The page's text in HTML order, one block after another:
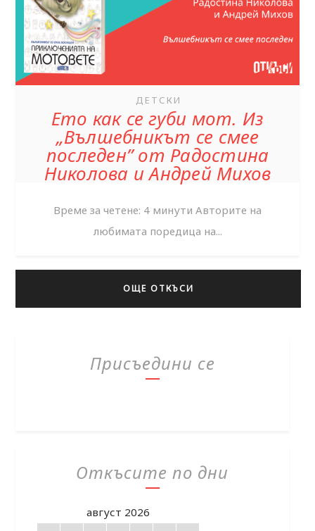
ДЕТСКИ
Ето как се губи мот. Из
„Вълшебникът се смее
последен” от Радостина
Николова и Андрей Михов
Време за четене: 4 минути Авторите на
любимата поредица на...
ОЩЕ ОТКЪСИ
Присъедини се
Откъсите по дни
август 2026